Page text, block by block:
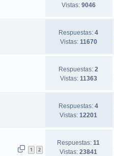
Vistas: 9046
Respuestas:4
Vistas: 11670
Respuestas:2
Vistas: 11363
Respuestas:4
Vistas:12201
1 2
Respuestas:11
Vistas:23841